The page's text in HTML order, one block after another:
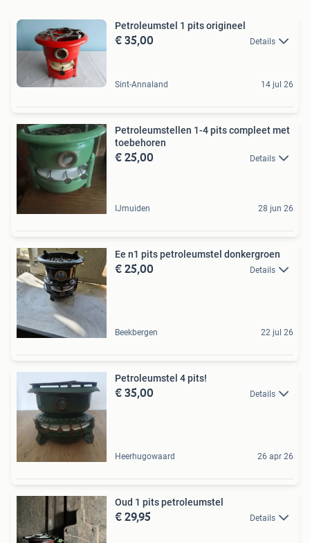
Petroleumstel 1 pits origineel
€ 35,00 Details
Sint-Annaland 14 jul 26
Petroleumstellen 1-4 pits compleet met
toebehoren
€ 25,00 Details
IJmuiden 28 jun 26
Ee n1 pits petroleumstel donkergroen
€ 25,00 Details
Beekbergen 22 jul 26
Petroleumstel 4 pits!
€ 35,00 Details
Heerhugowaard 26 apr 26
Oud 1 pits petroleumstel
€ 29,95 Details